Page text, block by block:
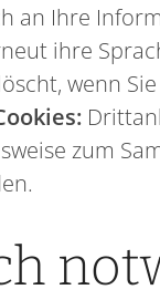
an Ihre
ihre
wenn
zum